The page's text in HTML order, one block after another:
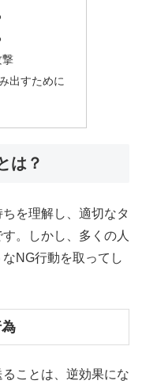
撃
出すために
は？
を理解し、適切なタ
。しかし、多くの人
NG行動を取ってし
ことは、逆効果にな